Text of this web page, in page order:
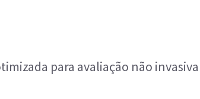
para avaliação não invasiva